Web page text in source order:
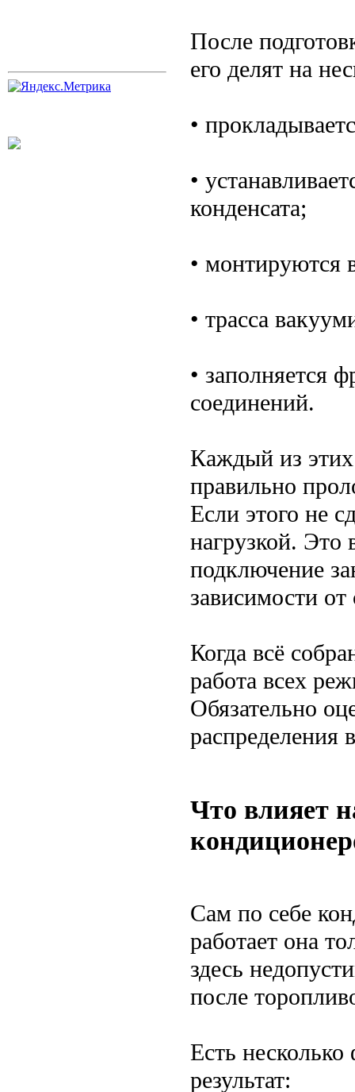
После
его делят на
•
•
конденсата;
• монтируются
• трасса
• заполняется
соединений.
Каждый из
правильно
Если этого не
нагрузкой. Это
подключение
зависимости
Когда всё
работа всех
Обязательно
распределения
Что влияет
Сам по себе
работает она
здесь
после
Есть
результат: